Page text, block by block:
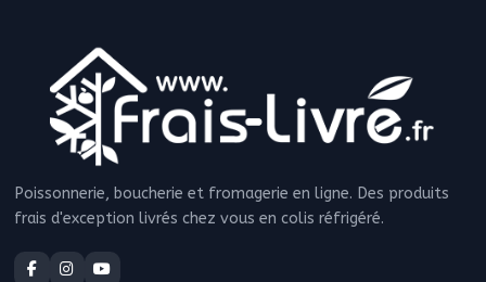
Poissonnerie, boucherie et fromagerie en ligne. Des produits
frais d'exception livrés chez vous en colis réfrigéré.